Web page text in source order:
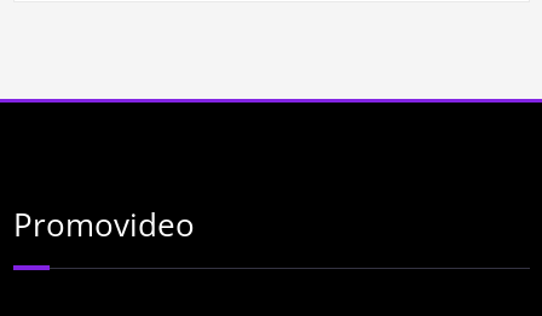
Promovideo